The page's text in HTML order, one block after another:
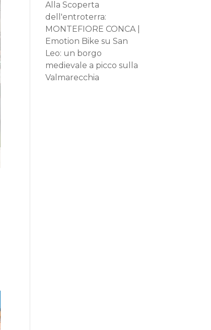
Alla Scoperta
dell'entroterra:
MONTEFIORE CONCA |
Emotion Bike suSan
Leo: un borgo
medievale a picco sulla
Valmarecchia